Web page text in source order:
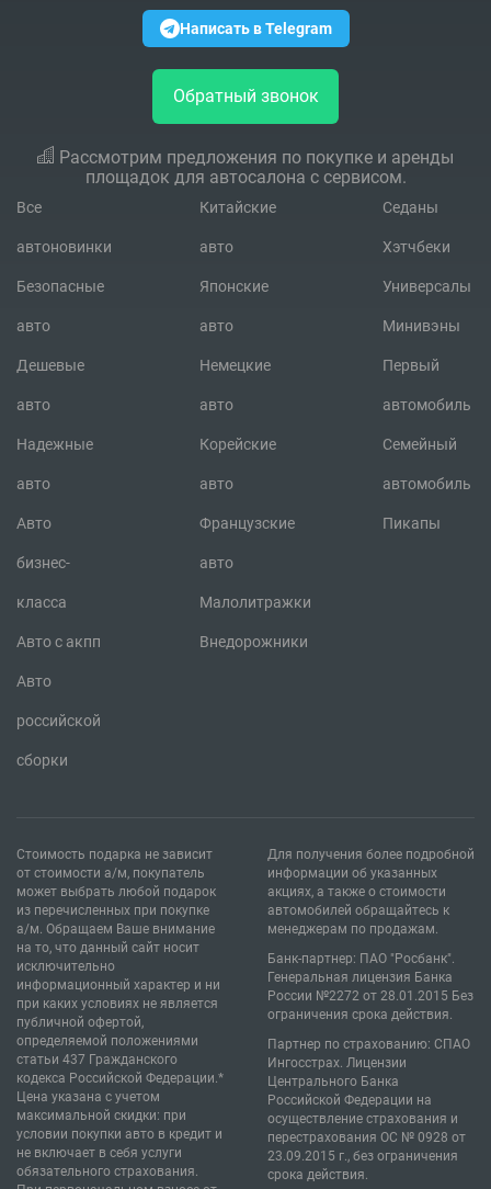
Написать в Telegram
Обратный звонок
Рассмотрим предложения по покупке и аренды
площадок для автосалона с сервисом.
Все
автоновинки
Безопасные
авто
Дешевые
авто
Надежные
авто
Авто
бизнес-
класса
Авто с акпп
Авто
российской
сборки
Китайские
авто
Японские
авто
Немецкие
авто
Корейские
авто
Французские
авто
Малолитражки
Внедорожники
Седаны
Хэтчбеки
Универсалы
Минивэны
Первый
автомобиль
Семейный
автомобиль
Пикапы
Стоимость подарка не зависит
от стоимости а/м, покупатель
может выбрать любой подарок
из перечисленных при покупке
а/м. Обращаем Ваше внимание
на то, что данный сайт носит
исключительно
информационный характер и ни
при каких условиях не является
публичной офертой,
определяемой положениями
статьи 437 Гражданского
кодекса Российской Федерации.*
Цена указана с учетом
максимальной скидки: при
условии покупки авто в кредит и
не включает в себя услуги
обязательного страхования.
Для получения более подробной
информации об указанных
акциях, а также о стоимости
автомобилей обращайтесь к
менеджерам по продажам.
Банк-партнер: ПАО "Росбанк".
Генеральная лицензия Банка
России №2272 от 28.01.2015 Без
ограничения срока действия.
Партнер по страхованию: СПАО
Ингосстрах. Лицензии
Центрального Банка
Российской Федерации на
осуществление страхования и
перестрахования ОС № 0928 от
23.09.2015 г., без ограничения
срока действия.